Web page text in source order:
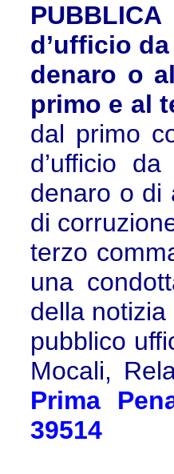
d’ufficio
denaro o
primo e al
dal primo
d’ufficio
denaro o di
di
terzo
una
della notizia
pubblico
Mocali,
Prima
39514